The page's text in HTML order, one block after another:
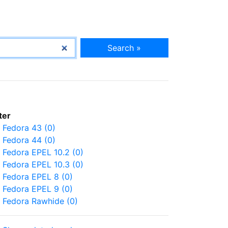
Search »
Fedora 43 (0)
Fedora 44 (0)
Fedora EPEL 10.2 (0)
Fedora EPEL 10.3 (0)
Fedora EPEL 8 (0)
Fedora EPEL 9 (0)
Fedora Rawhide (0)